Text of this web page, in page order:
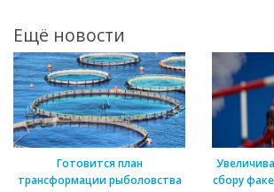
Ещё новости
Готовится план
трансформации рыболовства
сбору